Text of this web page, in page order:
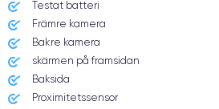
Date de sortie
10/09/2019
Dimensions
Testat batteri
Främre kamera
Bakre kamera
skärmen på framsidan
Baksida
Proximitetssensor